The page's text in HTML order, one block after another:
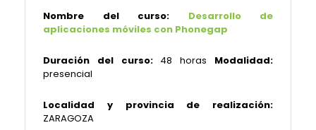
Nombre del curso:
Desarrollo de
aplicaciones móviles con Phonegap
Duración del curso:48 horas Modalidad:
presencial
Localidad y provincia de realización:
ZARAGOZA